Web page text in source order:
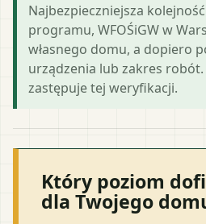
Najbezpieczniejsza
programu, WFOŚiGW w
własnego domu, a dopiero
urządzenia lub zakres
zastępuje tej weryfikacji.
Który poziom
dla Twojego